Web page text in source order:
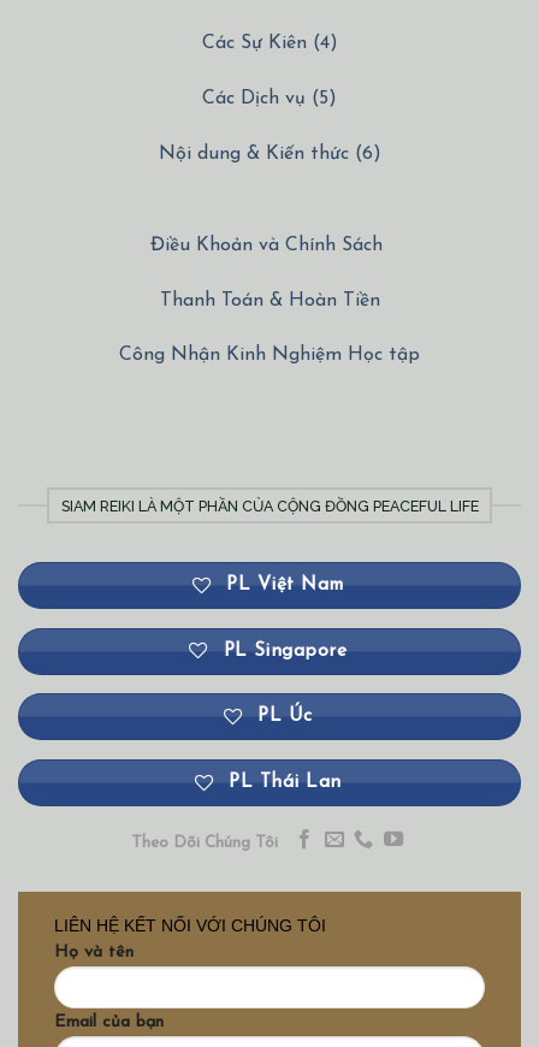
Các Sự Kiên (4)
Các Dịch vụ (5)
Nội dung & Kiến thức (6)
Điều Khoản và Chính Sách
Thanh Toán & Hoàn Tiền
Công Nhận Kinh Nghiệm Học tập
SIAM REIKI LÀ MỘT PHẦN CỦA CỘNG ĐỒNG PEACEFUL LIFE
PL Việt Nam
PL Singapore
PL Úc
PL Thái Lan
Theo Dõi Chúng Tôi
LIÊN HỆ KẾT NỐI VỚI CHÚNG TÔI
Họ và tên
Email của bạn